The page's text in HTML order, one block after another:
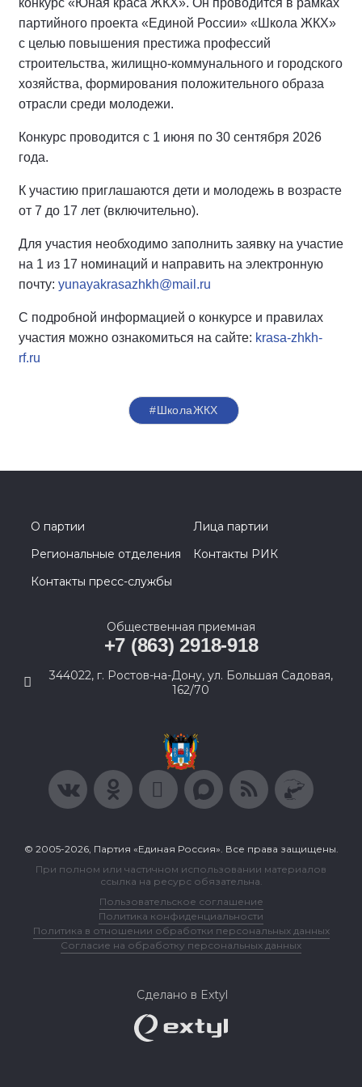
партийного проекта «Единой России» «Школа ЖКХ»
с целью повышения престижа профессий
строительства, жилищно-коммунального и городского
хозяйства, формирования положительного образа
отрасли среди молодежи.
Конкурс проводится с 1 июня по 30 сентября 2026
года.
К участию приглашаются дети и молодежь в возрасте
от 7 до 17 лет (включительно).
Для участия необходимо заполнить заявку на участие
на 1 из 17 номинаций и направить на электронную
почту: yunayakrasazhkh@mail.ru
С подробной информацией о конкурсе и правилах
участия можно ознакомиться на сайте: krasa-zhkh-
rf.ru
#ШколаЖКХ
О партии
Лица партии
Региональные отделения
Контакты РИК
Контакты пресс-службы
Общественная приемная
+7 (863) 2918-918
344022, г. Ростов-на-Дону, ул. Большая Садовая,
162/70
© 2005-2026, Партия «Единая Россия». Все права защищены.
При полном или частичном использовании материалов
ссылка на ресурс обязательна.
Пользовательское соглашение
Политика конфиденциальности
Политика в отношении обработки персональных данных
Согласие на обработку персональных данных
Сделано в Extyl